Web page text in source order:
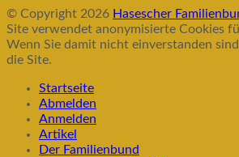
© Copyright 2026 Hasescher
Site verwendet anonymisierte Cookies
Wenn Sie damit nicht einverstanden
die Site.
Startseite
Abmelden
Anmelden
Artikel
Der Familienbund